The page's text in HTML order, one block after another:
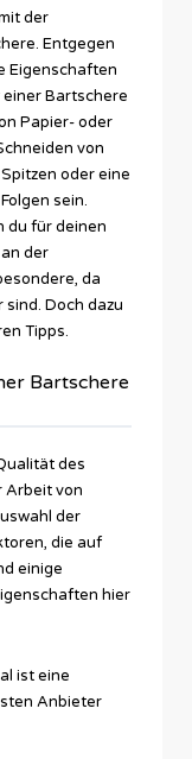
der
Entgegen
Eigenschaften
Bartschere
Papier- oder
von
oder eine
sein.
du für deinen
der
da
Doch dazu
Tipps.
Bartschere
des
Arbeit von
der
die auf
einige
hier
ist eine
Anbieter